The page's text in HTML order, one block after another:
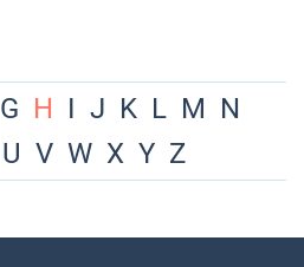
G H I J K L M N
U V W X Y Z